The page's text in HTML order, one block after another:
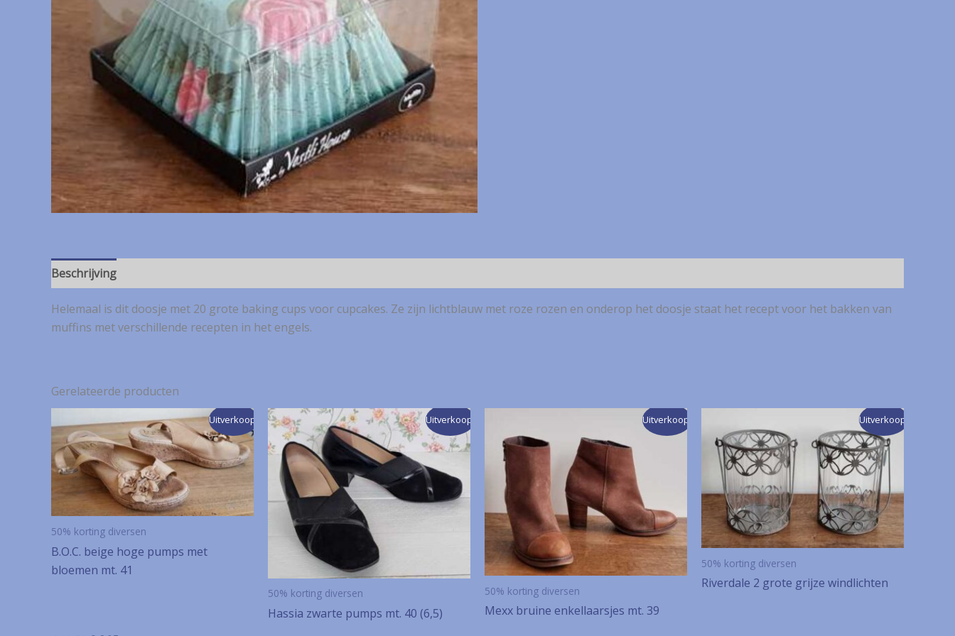
Beschrijving
Helemaal is dit doosje met 20 grote baking cups voor cupcakes. Ze zijn lichtblauw met roze rozen en onderop het doosje staat het recept voor het bakken van
muffins met verschillende recepten in het engels.
Gerelateerde producten
Uitverkoop!
50% korting diversen
B.O.C. beige hoge pumps met
bloemen mt. 41
Uitverkoop!
50% korting diversen
Hassia zwarte pumps mt. 40 (6,5)
Uitverkoop!
50% korting diversen
Mexx bruine enkellaarsjes mt. 39
Uitverkoop!
50% korting diversen
Riverdale 2 grote grijze windlichten